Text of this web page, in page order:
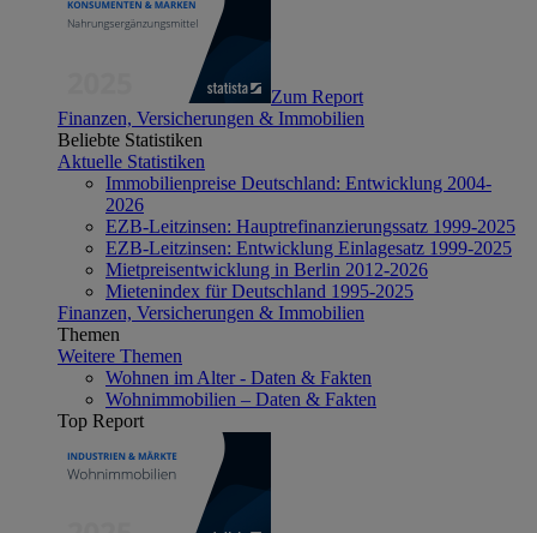
Zum Report
Finanzen, Versicherungen & Immobilien
Beliebte Statistiken
Aktuelle Statistiken
Immobilienpreise Deutschland: Entwicklung 2004-
2026
EZB-Leitzinsen: Hauptrefinanzierungssatz 1999-2025
EZB-Leitzinsen: Entwicklung Einlagesatz 1999-2025
Mietpreisentwicklung in Berlin 2012-2026
Mietenindex für Deutschland 1995-2025
Finanzen, Versicherungen & Immobilien
Themen
Weitere Themen
Wohnen im Alter - Daten & Fakten
Wohnimmobilien – Daten & Fakten
Top Report